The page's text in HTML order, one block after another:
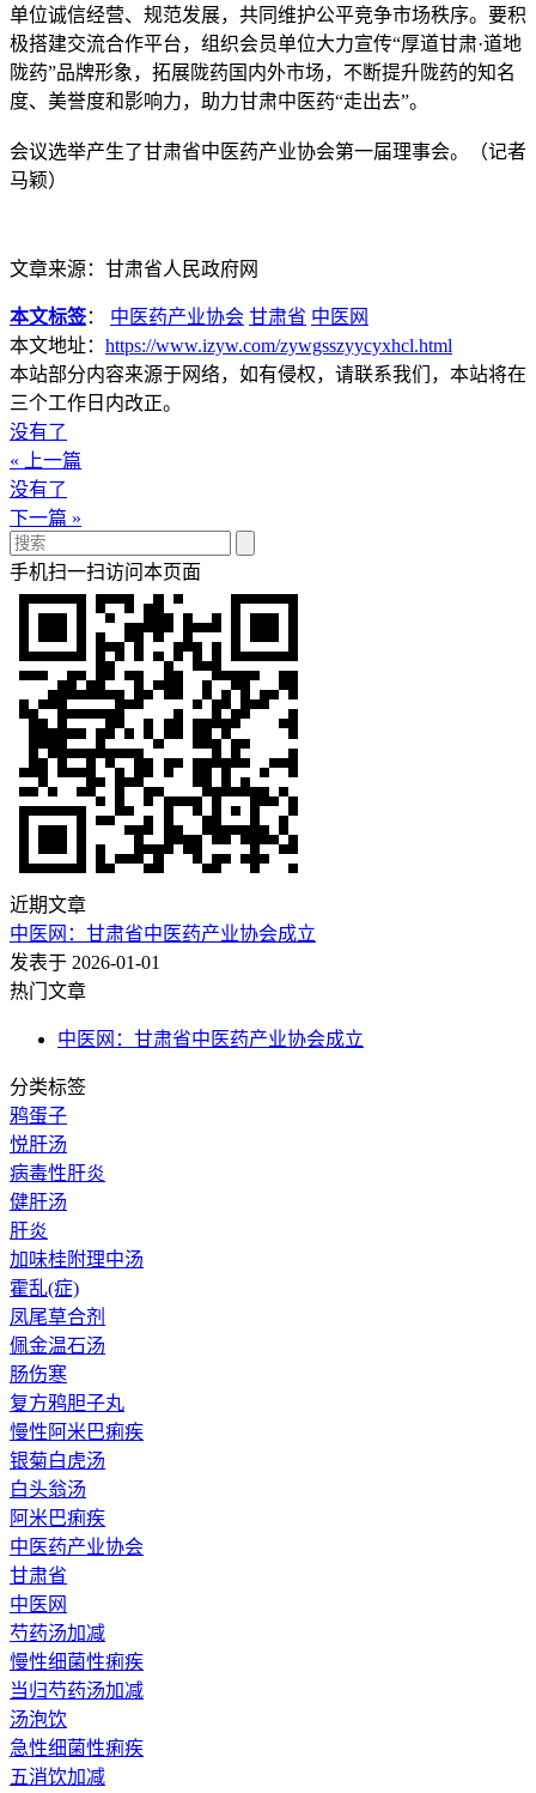
单位诚信经营、规范发展，共同维护公平竞争市场秩序。要积
极搭建交流合作平台，组织会员单位大力宣传“厚道甘肃·道地
陇药”品牌形象，拓展陇药国内外市场，不断提升陇药的知名
度、美誉度和影响力，助力甘肃中医药“走出去”。
会议选举产生了甘肃省中医药产业协会第一届理事会。（记者
马颖）
文章来源：甘肃省人民政府网
本文标签： 中医药产业协会 甘肃省 中医网
本文地址： https://www.izyw.com/zywgsszyycyxhcl.html
本站部分内容来源于网络，如有侵权，请联系我们，本站将在
三个工作日内改正。
没有了
« 上一篇
没有了
下一篇 »
手机扫一扫访问本页面
近期文章
中医网：甘肃省中医药产业协会成立
发表于 2026-01-01
热门文章
中医网：甘肃省中医药产业协会成立
分类标签
鸦蛋子
悦肝汤
病毒性肝炎
健肝汤
肝炎
加味桂附理中汤
霍乱(症)
凤尾草合剂
佩金温石汤
肠伤寒
复方鸦胆子丸
慢性阿米巴痢疾
银菊白虎汤
白头翁汤
阿米巴痢疾
中医药产业协会
甘肃省
中医网
芍药汤加减
慢性细菌性痢疾
当归芍药汤加减
汤泡饮
急性细菌性痢疾
五消饮加减